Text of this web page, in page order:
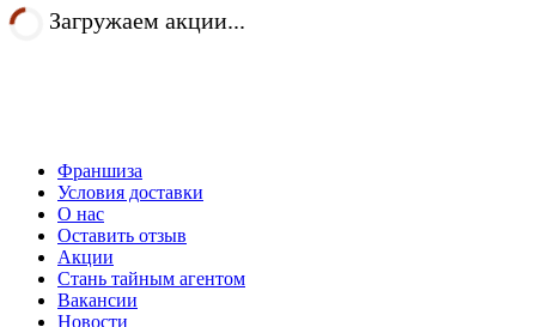
Загружаем акции...
Франшиза
Условия доставки
О нас
Оставить отзыв
Акции
Стань тайным агентом
Вакансии
Новости